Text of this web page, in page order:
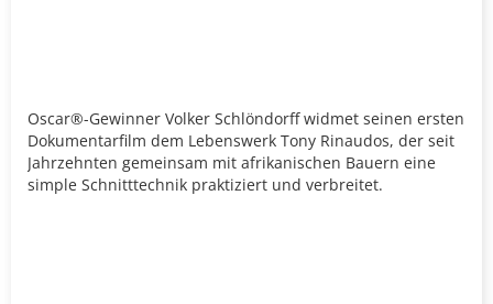
Oscar®-Gewinner Volker Schlöndorff widmet seinen ersten
Dokumentarfilm dem Lebenswerk Tony Rinaudos, der seit
Jahrzehnten gemeinsam mit afrikanischen Bauern eine
simple Schnitttechnik praktiziert und verbreitet.